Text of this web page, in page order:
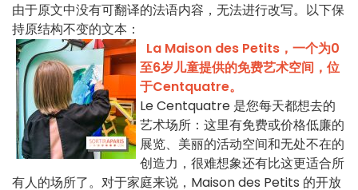
由于原文中没有可翻译的法语内容，无法进行改写。以下保
持原结构不变的文本：
La Maison des Petits，一个为0
至6岁儿童提供的免费艺术空间，位
于Centquatre。
Le Centquatre 是您每天都想去的
艺术场所：这里有免费或价格低廉的
展览、美丽的活动空间和无处不在的
创造力，很难想象还有比这更适合所
有人的场所了。对于家庭来说，Maison des Petits 的开放